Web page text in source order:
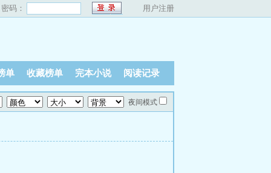
密码： 用户注册
单 收藏榜单 完本小说 阅读记录
夜间模式